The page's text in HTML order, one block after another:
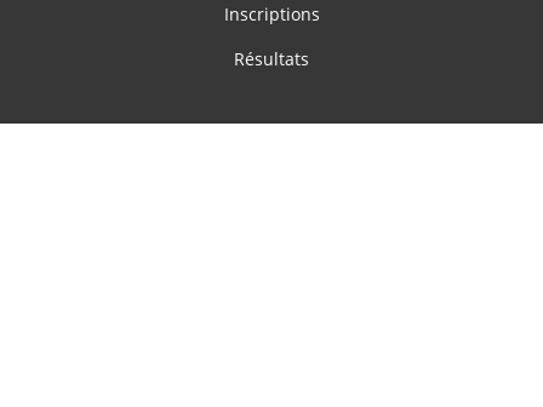
Inscriptions
Résultats
NOS SOLUTIONS